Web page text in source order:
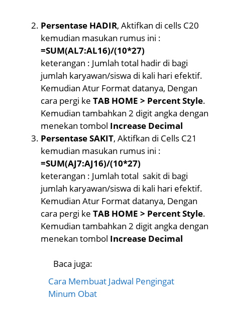
Persentase HADIR, Aktifkan di cells C20
kemudian masukan rumus ini :
=SUM(AL7:AL16)/(10*27)
keterangan : Jumlah total hadir di bagi
jumlah karyawan/siswa di kali hari efektif.
Kemudian Atur Format datanya, Dengan
cara pergi ke TAB HOME > Percent Style.
Kemudian tambahkan 2 digit angka dengan
menekan tombol Increase Decimal
Persentase SAKIT, Aktifkan di Cells C21
kemudian masukan rumus ini :
=SUM(AJ7:AJ16)/(10*27)
keterangan : Jumlah total sakit di bagi
jumlah karyawan/siswa di kali hari efektif.
Kemudian Atur Format datanya, Dengan
cara pergi ke TAB HOME > Percent Style.
Kemudian tambahkan 2 digit angka dengan
menekan tombol Increase Decimal
Baca juga:
Cara Membuat Jadwal Pengingat
Minum Obat